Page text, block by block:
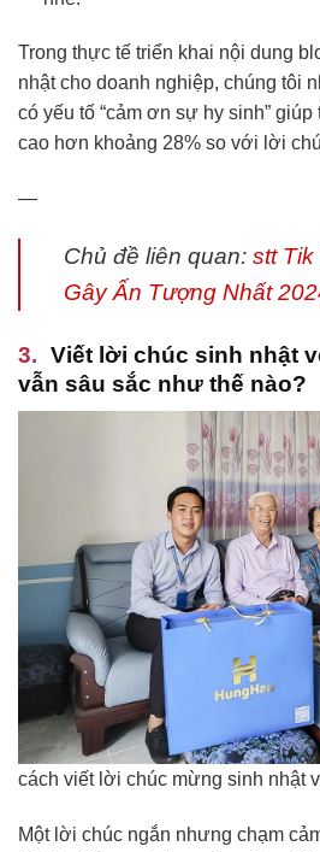
Trong thực tế triển khai nội dung
nhật cho doanh nghiệp, chúng tôi
có yếu tố “cảm ơn sự hy sinh”
cao hơn khoảng 28% so với lời
—
Chủ đề liên quan: stt Tik
Gây Ấn Tượng Nhất
Viết lời chúc sinh nhật
vẫn sâu sắc như thế nào?
cách viết lời chúc mừng sinh nhật
Một lời chúc ngắn nhưng chạm